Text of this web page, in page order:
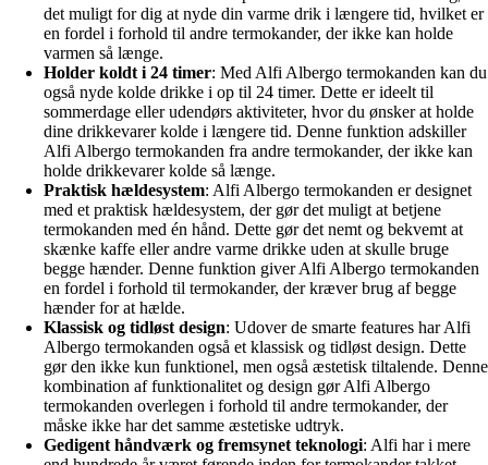
det muligt for dig at nyde din varme drik i længere tid, hvilket er
en fordel i forhold til andre termokander, der ikke kan holde
varmen så længe.
Holder koldt i 24 timer: Med Alfi Albergo termokanden kan du
også nyde kolde drikke i op til 24 timer. Dette er ideelt til
sommerdage eller udendørs aktiviteter, hvor du ønsker at holde
dine drikkevarer kolde i længere tid. Denne funktion adskiller
Alfi Albergo termokanden fra andre termokander, der ikke kan
holde drikkevarer kolde så længe.
Praktisk hældesystem: Alfi Albergo termokanden er designet
med et praktisk hældesystem, der gør det muligt at betjene
termokanden med én hånd. Dette gør det nemt og bekvemt at
skænke kaffe eller andre varme drikke uden at skulle bruge
begge hænder. Denne funktion giver Alfi Albergo termokanden
en fordel i forhold til termokander, der kræver brug af begge
hænder for at hælde.
Klassisk og tidløst design: Udover de smarte features har Alfi
Albergo termokanden også et klassisk og tidløst design. Dette
gør den ikke kun funktionel, men også æstetisk tiltalende. Denne
kombination af funktionalitet og design gør Alfi Albergo
termokanden overlegen i forhold til andre termokander, der
måske ikke har det samme æstetiske udtryk.
Gedigent håndværk og fremsynet teknologi: Alfi har i mere